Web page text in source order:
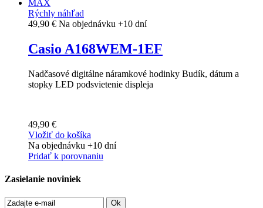
Rýchly náhľad
49,90 € Na objednávku +10 dní
Casio A168WEM-1EF
Nadčasové digitálne náramkové hodinky Budík, dátum a
stopky LED podsvietenie displeja
49,90 €
Vložiť do košíka
Na objednávku +10 dní
Pridať k porovnaniu
Zasielanie noviniek
Ok